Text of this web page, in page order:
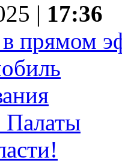
| 17:36
прямом